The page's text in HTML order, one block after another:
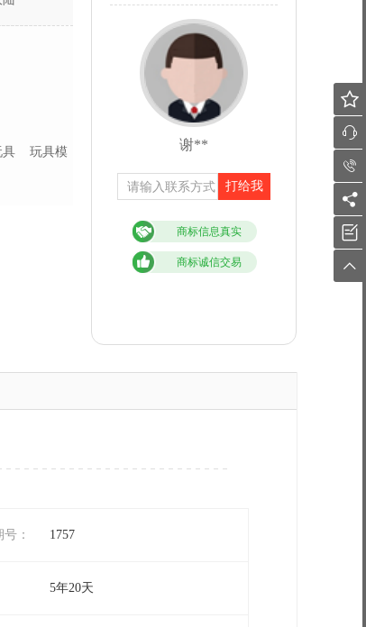
具
玩具模
谢**
打给我
商标信息真实
商标诚信交易
： 1757
5年20天





